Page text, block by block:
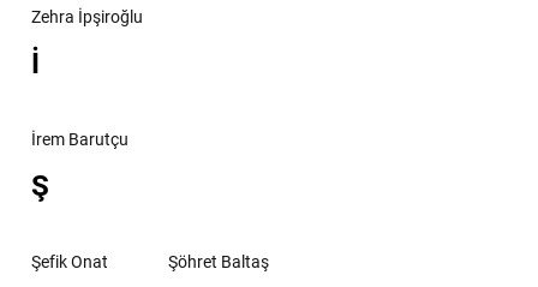
Zehra İpşiroğlu
İ
İrem Barutçu
Ş
Şefik Onat Şöhret Baltaş